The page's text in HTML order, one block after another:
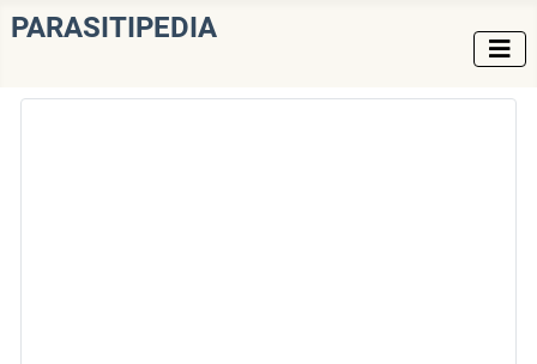
PARASITIPEDIA